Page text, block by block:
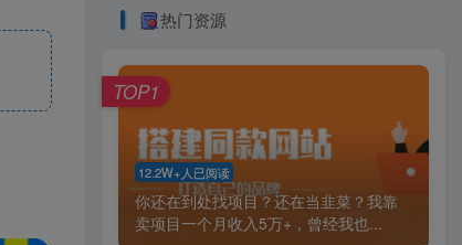
热门资源
12.2W+人已阅读
你还在到处找项目？还在当韭菜？我靠
卖项目一个月收入5万+，曾经我也...
TOP1